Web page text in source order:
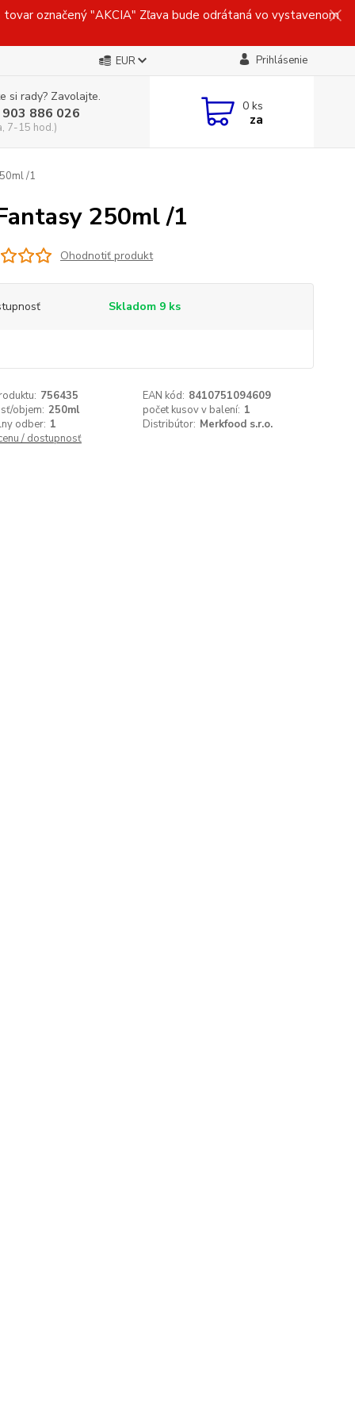
označený "AKCIA" Zľava bude odrátaná vo vystavenom
EUR Prihlásenie
si rady? Zavolajte.
886 026
7-15 hod.)
0 ks
za
/1
250ml /1
Ohodnotiť produkt
Skladom 9 ks
756435 EAN kód: 8410751094609
objem: 250ml počet kusov v balení: 1
odber: 1 Distribútor: Merkfood s.r.o.
/ dostupnosť